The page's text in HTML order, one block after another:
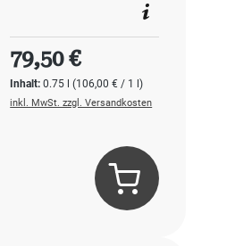
Inhalt:0.75 l(106,00 € / 1 l)
Regulärer Preis:
79,50 €
inkl. MwSt. zzgl. Versandkosten